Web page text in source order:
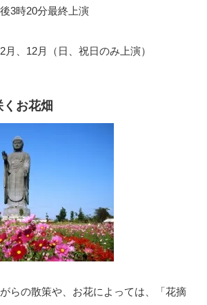
3時20分最終上演
、12月（日、祝日のみ上演）
お花畑
らの散策や、お花によっては、「花摘